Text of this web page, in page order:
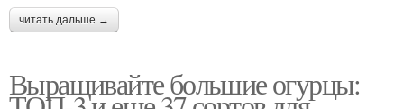
читать дальше →
Выращивайте большие огурцы: